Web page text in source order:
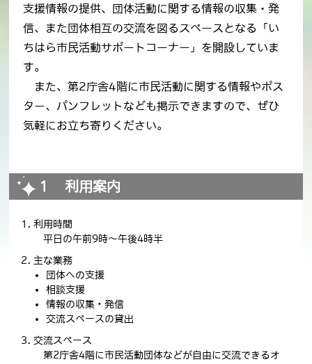
支援情報の提供、団体活動に関する情報の収集・発
信、また団体相互の交流を図るスペースとなる「い
ちはら市民活動サポートコーナー」を開設していま
す。
また、第2庁舎4階に市民活動に関する情報やポス
ター、パンフレットなども掲示できますので、ぜひ
気軽にお立ち寄りください。
１ 利用案内
利用時間
平日の午前9時～午後4時半
主な業務
団体への支援
相談支援
情報の収集・発信
交流スペースの貸出
交流スペース
第2庁舎4階に市民活動団体などが自由に交流できるオ